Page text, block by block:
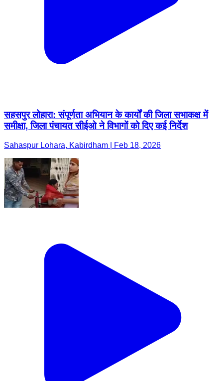
सहसपुर लोहारा: संपूर्णता अभियान के कार्यों की जिला सभाकक्ष में
समीक्षा, जिला पंचायत सीईओ ने विभागों को दिए कई निर्देश
Sahaspur Lohara, Kabirdham | Feb 18, 2026